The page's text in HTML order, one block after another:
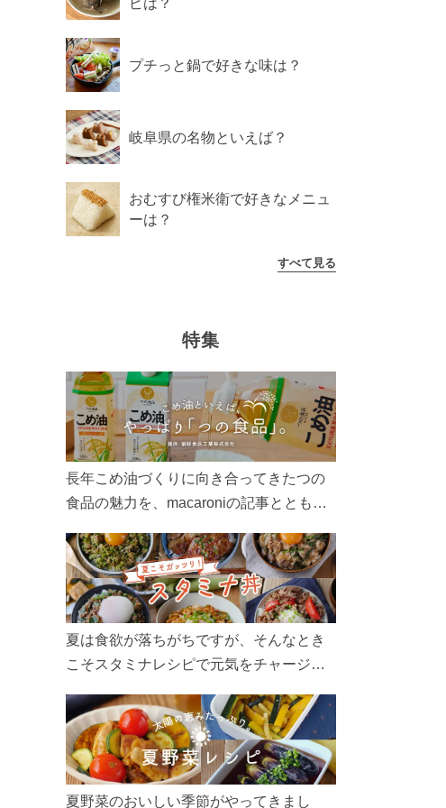
ピは？
プチっと鍋で好きな味は？
岐阜県の名物といえば？
おむすび権米衛で好きなメニュ
ーは？
すべて見る
特集
長年こめ油づくりに向き合ってきたつの
食品の魅力を、macaroniの記事とともに
ん、製造現場や品質へのこだわりまで。
こめ油をもっと好きになるコンテンツを
ぜひお楽しみください。
夏は食欲が落ちがちですが、そんなとき
こそスタミナレシピで元気をチャージ！
リ食べて、夏バテを吹き飛ばしましょ
う！
夏野菜のおいしい季節がやってきまし